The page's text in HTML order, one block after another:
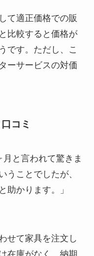
て適正価格での販
比較すると価格が
です。ただし、こ
ーサービスの対価
コミ
月と言われて驚きま
うことでしたが、
助かります。」
せて家具を注文し